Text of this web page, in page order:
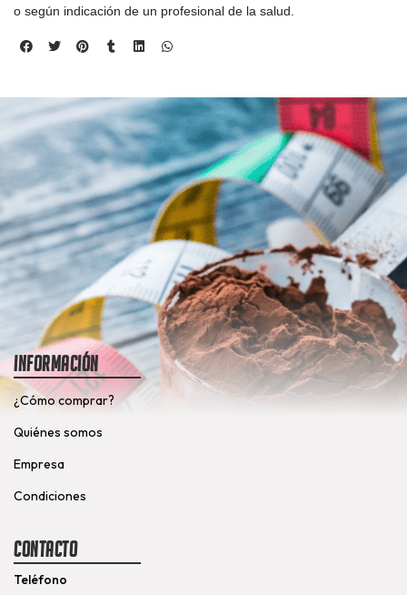
o según indicación de un profesional de la salud.
Información
¿Cómo comprar?
Quiénes somos
Empresa
Condiciones
Contacto
Teléfono